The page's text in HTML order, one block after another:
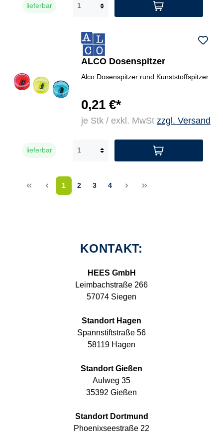
lieferbar
ALCO Dosenspitzer
Alco Dosenspitzer rund Kunststoffspitzer
0,21 €*
je Stk / exkl. MwSt zzgl. Versand
lieferbar
<< < 1 2 3 4 > >>
KONTAKT:
HEES GmbH
Leimbachstraße 266
57074 Siegen
Standort Hagen
Spannstiftstraße 56
58119 Hagen
Standort Gießen
Aulweg 35
35392 Gießen
Standort Dortmund
Phoenixseestraße 22